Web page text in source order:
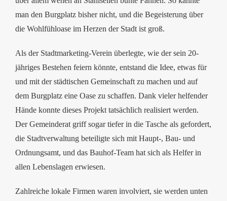
man den Burgplatz bisher nicht, und die Begeisterung über
die Wohlfühloase im Herzen der Stadt ist groß.
Als der Stadtmarketing-Verein überlegte, wie der sein 20-
jähriges Bestehen feiern könnte, entstand die Idee, etwas für
und mit der städtischen Gemeinschaft zu machen und auf
dem Burgplatz eine Oase zu schaffen. Dank vieler helfender
Hände konnte dieses Projekt tatsächlich realisiert werden.
Der Gemeinderat griff sogar tiefer in die Tasche als gefordert,
die Stadtverwaltung beteiligte sich mit Haupt-, Bau- und
Ordnungsamt, und das Bauhof-Team hat sich als Helfer in
allen Lebenslagen erwiesen.
Zahlreiche lokale Firmen waren involviert, sie werden unten